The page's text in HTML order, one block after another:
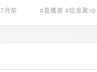
7月前 #直播源 #信息聚合